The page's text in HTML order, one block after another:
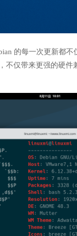
的每一次更新都
不仅带来更强的硬件